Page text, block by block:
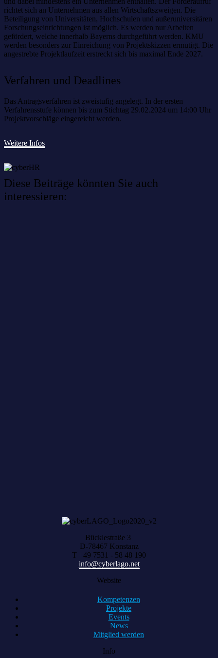
richtet sich an Unternehmen aus allen Wirtschaftszweigen. Die
Beteiligung von Universitäten, Hochschulen und außeruniversitären
Forschungseinrichtungen ist möglich. Es werden nur Arbeiten
gefördert, welche innerhalb Bayerns durchgeführt werden. KMU
werden besonders zur Einreichung von Projektskizzen ermutigt. Die
angestrebte Projektlaufzeit erstreckt sich bis maximal Ende 2027.
Verfahren und Deadlines
Das Antragsverfahren ist zweistufig angelegt. In der ersten
Verfahrensstufe können bis zum Stichtag 29.02.2024 um 14:00 Uhr
Projektvorschläge eingereicht werden.
Weitere Infos
Diese Beiträge könnten Sie auch
interessieren:
Bücklestraße 3
D-78467 Konstanz
T +49 7531 - 58 48 190
info@cyberlago.net
Website
Kompetenzen
Projekte
Events
News
Mitglied werden
Info